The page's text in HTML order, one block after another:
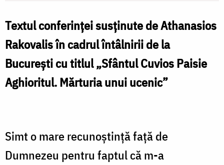
Textul conferinței susținute de Athanasios
Rakovalis în cadrul întâlnirii de la
București cu titlul „Sfântul Cuvios Paisie
Aghioritul. Mărturia unui ucenic”
Simt o mare recunoştinţă faţă de
Dumnezeu pentru faptul că m-a